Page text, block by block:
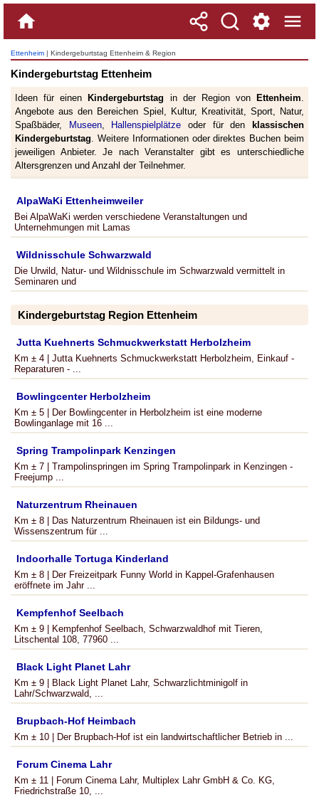
Ettenheim | Kindergeburtstag Ettenheim & Region
Kindergeburtstag Ettenheim
Ideen für einen Kindergeburtstag in der Region von Ettenheim.
Angebote aus den Bereichen Spiel, Kultur, Kreativität, Sport, Natur,
Spaßbäder,
Museen, Hallenspielplätze oder für den
klassischen
Kindergeburtstag. Weitere Informationen oder direktes Buchen beim
jeweiligen Anbieter. Je nach Veranstalter gibt es unterschiedliche
Altersgrenzen und Anzahl der Teilnehmer.
AlpaWaKi Ettenheimweiler
Bei AlpaWaKi werden verschiedene Veranstaltungen und
Unternehmungen mit Lamas
Wildnisschule Schwarzwald
Die Urwild, Natur- und Wildnisschule im Schwarzwald vermittelt in
Seminaren und
Kindergeburtstag Region Ettenheim
Jutta Kuehnerts Schmuckwerkstatt Herbolzheim
Km ± 4 | Jutta Kuehnerts Schmuckwerkstatt Herbolzheim, Einkauf -
Reparaturen - ...
Bowlingcenter Herbolzheim
Km ± 5 | Der Bowlingcenter in Herbolzheim ist eine moderne
Bowlinganlage mit 16 ...
Spring Trampolinpark Kenzingen
Km ± 7 | Trampolinspringen im Spring Trampolinpark in Kenzingen -
Freejump ...
Naturzentrum Rheinauen
Km ± 8 | Das Naturzentrum Rheinauen ist ein Bildungs- und
Wissenszentrum für ...
Indoorhalle Tortuga Kinderland
Km ± 8 | Der Freizeitpark Funny World in Kappel-Grafenhausen
eröffnete im Jahr ...
Kempfenhof Seelbach
Km ± 9 | Kempfenhof Seelbach, Schwarzwaldhof mit Tieren,
Litschental 108, 77960 ...
Black Light Planet Lahr
Km ± 9 | Black Light Planet Lahr, Schwarzlichtminigolf in
Lahr/Schwarzwald, ...
Brupbach-Hof Heimbach
Km ± 10 | Der Brupbach-Hof ist ein landwirtschaftlicher Betrieb in ...
Forum Cinema Lahr
Km ± 11 | Forum Cinema Lahr, Multiplex Lahr GmbH & Co. KG,
Friedrichstraße 10, ...